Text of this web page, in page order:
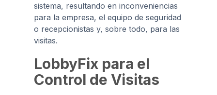
sistema, resultando en inconveniencias
para la empresa, el equipo de seguridad
o recepcionistas y, sobre todo, para las
visitas.
LobbyFix para el
Control de Visitas